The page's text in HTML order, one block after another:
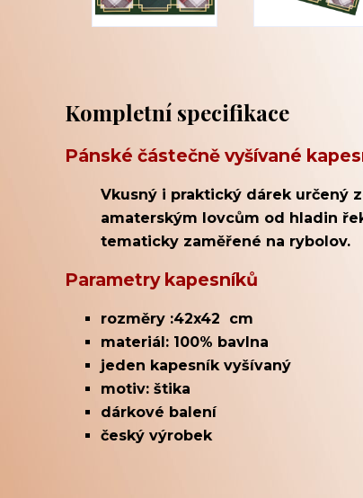
Kompletní specifikace
Pánské částečně vyšívané
Vkusný i praktický dárek určený
amaterským lovcům od hladin
tematicky zaměřené na rybolov.
Parametry kapesníků
rozměry :42x42 cm
materiál: 100% bavlna
jeden kapesník vyšívaný
motiv: štika
dárkové balení
český výrobek